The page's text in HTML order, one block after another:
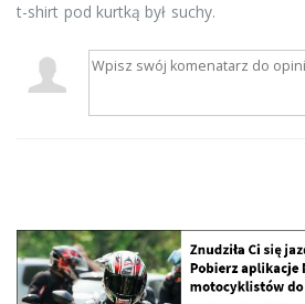
t-shirt pod kurtką był suchy.